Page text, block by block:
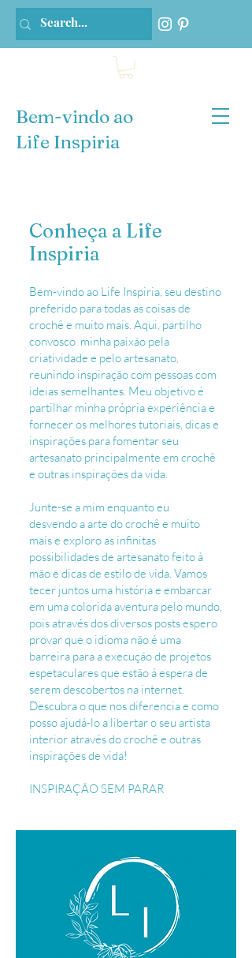
Bem-vindo ao
Life Inspiria
Conheça a Life
Inspiria
Bem-vindo ao Life Inspiria, seu destino
preferido para todas as coisas de
crochê e muito mais. Aqui, partilho
convosco minha paixão pela
criatividade e pelo artesanato,
reunindo inspiração com pessoas com
ideias semelhantes. Meu objetivo é
partilhar minha própria experiência e
fornecer os melhores tutoriais, dicas e
inspirações para fomentar seu
artesanato principalmente em crochê
e outras inspirações da vida.
Junte-se a mim enquanto eu
desvendo a arte do crochê e muito
mais e exploro as infinitas
possibilidades de artesanato feito à
mão e dicas de estilo de vida. Vamos
tecer juntos uma história e embarcar
em uma colorida aventura pelo mundo,
pois através dos diversos posts espero
provar que o idioma não é uma
barreira para a execução de projetos
espetaculares que estão á espera de
serem descobertos na internet.
Descubra o que nos diferencia e como
posso ajudá-lo a libertar o seu artista
interior através do crochê e outras
inspirações de vida!
INSPIRAÇÃO SEM PARAR